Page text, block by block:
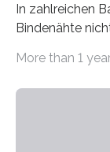
In zahlreichen
Bindenähte
Matrixmaterials
More than 1